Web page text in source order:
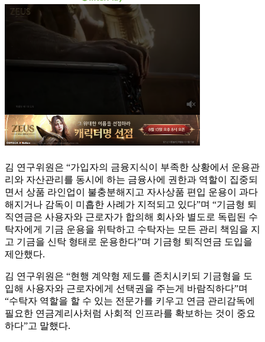
김 연구위원은 “가입자의 금융지식이 부족한 상황에서 운용관
리와 자산관리를 동시에 하는 금융사에 권한과 역할이 집중되
면서 상품 라인업이 불충분해지고 자사상품 편입 운용이 과다
해지거나 감독이 미흡한 사례가 지적되고 있다”며 “기금형 퇴
직연금은 사용자와 근로자가 합의해 회사와 별도로 독립된 수
탁자에게 기금 운용을 위탁하고 수탁자는 모든 관리 책임을 지
고 기금을 신탁 형태로 운용한다”며 기금형 퇴직연금 도입을
제안했다.
김 연구위원은 “현행 계약형 제도를 존치시키되 기금형을 도
입해 사용자와 근로자에게 선택권을 주는게 바람직하다”며
“수탁자 역할을 할 수 있는 전문가를 키우고 연금 관리감독에
필요한 연금계리사처럼 사회적 인프라를 확보하는 것이 중요
하다”고 말했다.